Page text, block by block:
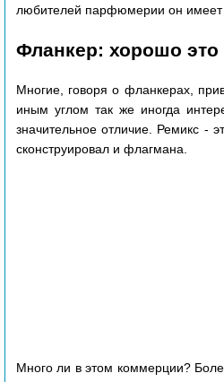
любителей парфюмерии он имеет
Фланкер: хорошо это
Многие, говоря о фланкерах,
иным углом так же иногда
значительное отличие. Ремикс -
сконструировал и флагмана.
Много ли в этом коммерции?